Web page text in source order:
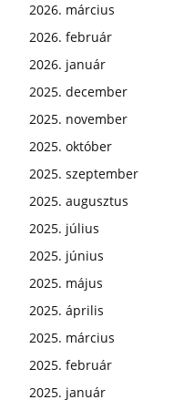
2026. március
2026. február
2026. január
2025. december
2025. november
2025. október
2025. szeptember
2025. augusztus
2025. július
2025. június
2025. május
2025. április
2025. március
2025. február
2025. január